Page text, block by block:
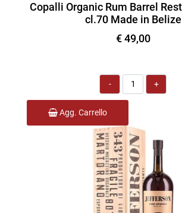
Copalli Organic Rum Barrel
cl.70 Made in Belize
€ 49,00
Quantità
Agg. Carrello